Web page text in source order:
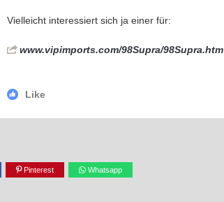
Vielleicht interessiert sich ja einer für:
www.vipimports.com/98Supra/98Supra.htm
Like
Pinterest Whatsapp